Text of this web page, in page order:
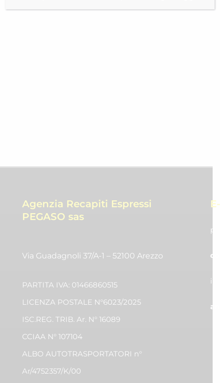
Agenzia Recapiti Espressi
PEGASO sas
Via Guadagnoli 37/A-1 – 52100 Arezzo
PARTITA IVA: 01466860515
LICENZA POSTALE N°6023/2025
ISC.REG. TRIB. Ar. N° 16089
CCIAA N° 107104
ALBO AUTOTRASPORTATORI n°
Ar/4752357/K/00